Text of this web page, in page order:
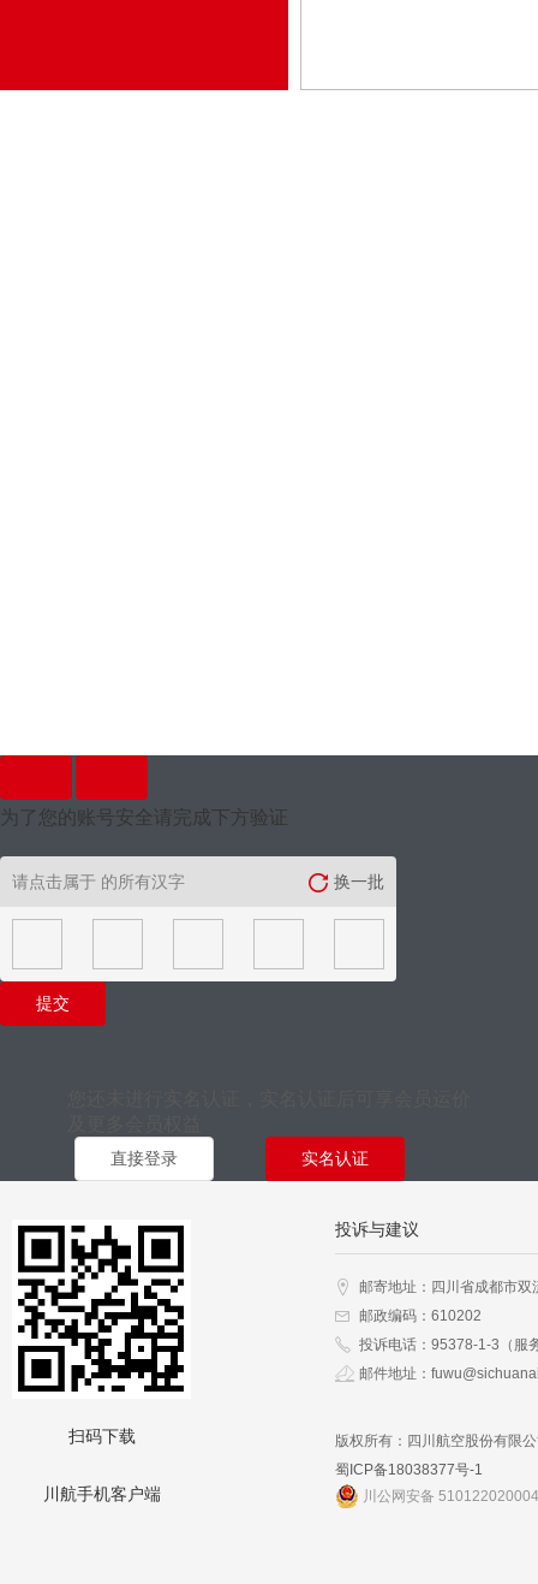
为了您的账号安全请完成下方验证
请点击属于 的所有汉字 换一批
提交
直接登录 实名认证
扫码下载
川航手机客户端
投诉与建议
邮寄地址：四川省成都市
邮政编码：610202
投诉电话：95378-1-3（服
邮件地址：
版权所有：四川航空股份有限
蜀ICP备18038377号-1
川公网安备